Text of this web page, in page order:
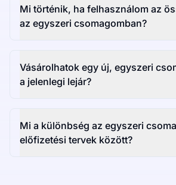
Mi történik, ha felhasználom az
az egyszeri csomagomban?
Vásárolhatok egy új, egyszeri
a jelenlegi lejár?
Mi a különbség az egyszeri
előfizetési tervek között?